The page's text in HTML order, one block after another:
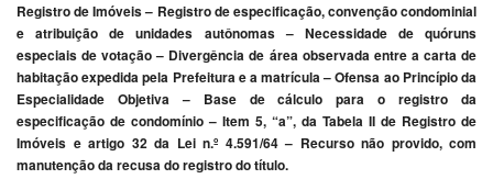
Registro de Imóveis – Registro de especificação, convenção condominial
e atribuição de unidades autônomas – Necessidade de quóruns
especiais de votação – Divergência de área observada entre a carta de
habitação expedida pela Prefeitura e a matrícula – Ofensa ao Princípio da
Especialidade Objetiva – Base de cálculo para o registro da
especificação de condomínio – Item 5, “a”, da Tabela II de Registro de
Imóveis e artigo 32 da Lei n.º 4.591/64 – Recurso não provido, com
manutenção da recusa do registro do título.